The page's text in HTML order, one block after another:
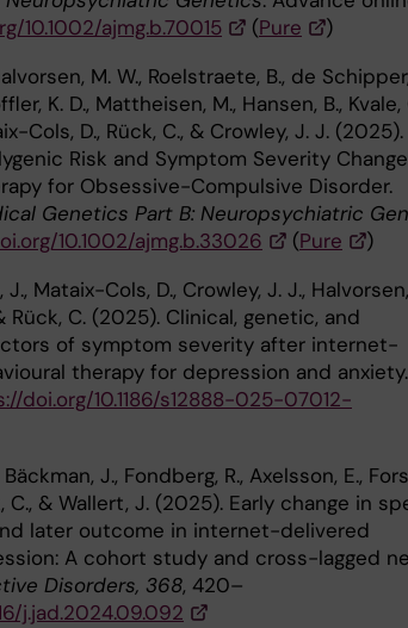
10.1002/ajmg.b.70015 (Pure
)
M. W., Roelstraete, B., de
K. D., Mattheisen, M., Hansen, B., Kvale,
Cols, D., Rück, C., & Crowley, J. J. (2025).
Risk and Symptom Severity
for Obsessive-Compulsive Disorder.
Genetics Part B: Neuropsychiatric
10.1002/ajmg.b.33026 (Pure
)
Mataix-Cols, D., Crowley, J. J.,
Rück, C. (2025). Clinical, genetic, and
of symptom severity after internet-
therapy for depression and anxiety.
doi.org/10.1186/s12888-025-07012-
J., Fondberg, R., Axelsson, E.,
C., & Wallert, J. (2025). Early change in
later outcome in internet-delivered
A cohort study and cross-lagged
Disorders, 368, 420–
j.jad.2024.09.092